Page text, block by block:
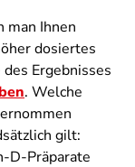
man Ihnen
dosiertes
Ergebnisses
. Welche
gilt:
D-Präparate